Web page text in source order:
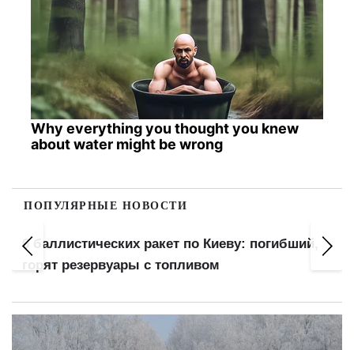
Why everything you thought you knew
about water might be wrong
ПОПУЛЯРНЫЕ НОВОСТИ
6 баллистических ракет по Киеву: погибший,
горят резервуары с топливом